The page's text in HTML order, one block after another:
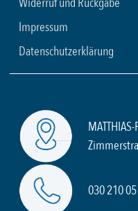
Impressum
Datenschutzerklärung
030 210